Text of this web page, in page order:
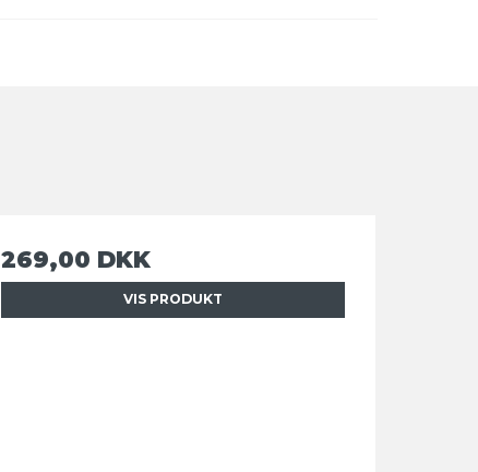
269,00 DKK
VIS PRODUKT